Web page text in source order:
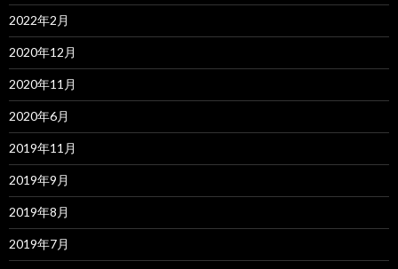
2022年2月
2020年12月
2020年11月
2020年6月
2019年11月
2019年9月
2019年8月
2019年7月